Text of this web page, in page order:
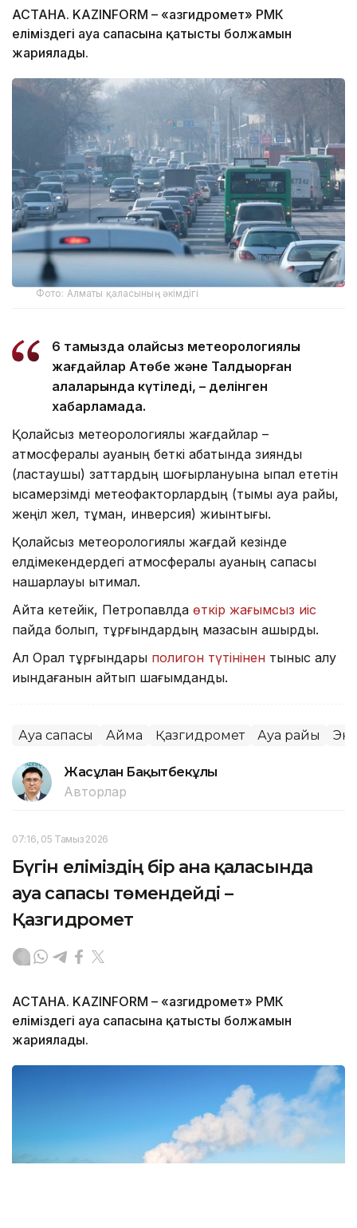
АСТАНА. KAZINFORM – «Қазгидромет» РМК
еліміздегі ауа сапасына қатысты болжамын
жариялады.
Фото: Алматы қаласының әкімдігі
6 тамызда қолайсыз метеорологиялық
жағдайлар Ақтөбе және Талдықорған
қалаларында күтіледі, – делінген
хабарламада.
Қолайсыз метеорологиялық жағдайлар –
атмосфералық ауаның беткі қабатында зиянды
(ластаушы) заттардың шоғырлануына ықпал ететін
қысқамерзімді метеофакторлардың (тымық ауа райы,
жеңіл жел, тұман, инверсия) жиынтығы.
Қолайсыз метеорологиялық жағдай кезінде
елдімекендердегі атмосфералық ауаның сапасы
нашарлауы ықтимал.
Айта кетейік, Петропавлда өткір жағымсыз иіс
пайда болып, тұрғындардың мазасын қашырды.
Ал Орал тұрғындары полигон түтінінен тыныс алу
қиындағанын айтып шағымданды.
Ауа сапасы Аймақ Қазгидромет Ауа райы
Жасұлан Бақытбекұлы
Авторлар
07:16, 05 Тамыз 2026
Бүгін еліміздің бір ғана қаласында
ауа сапасы төмендейді –
Қазгидромет
АСТАНА. KAZINFORM – «Қазгидромет» РМК
еліміздегі ауа сапасына қатысты болжамын
жариялады.